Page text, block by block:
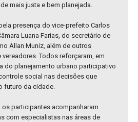
mais justa e bem planejada.
presença do vice-prefeito Carlos
Luana Farias, do secretário de
Allan Muniz, além de outros
Todos reforçaram, em
do planejamento urbano participativo
social nas decisões que
futuro da cidade.
os participantes acompanharam
com especialistas nas áreas de